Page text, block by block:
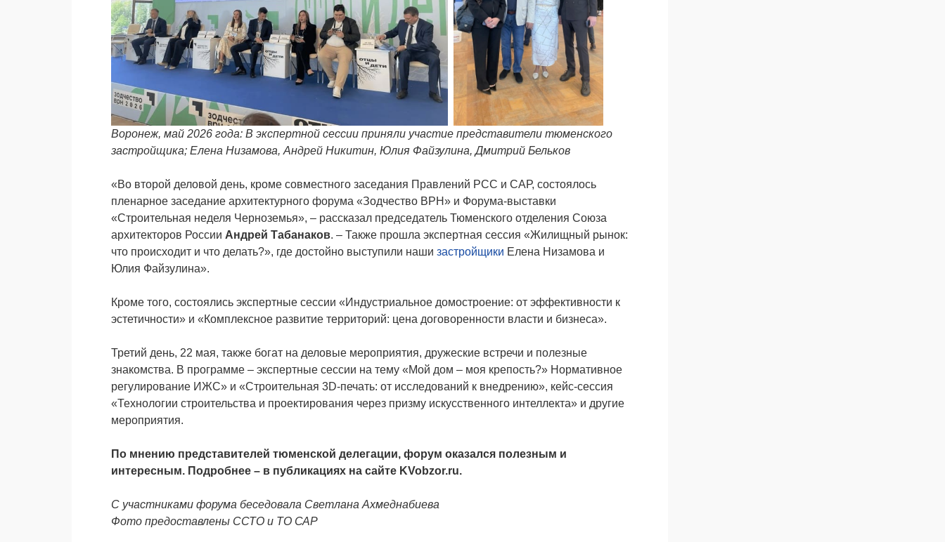
Воронеж, май 2026 года: В экспертной сессии приняли участие представители тюменского
застройщика; Елена Низамова, Андрей Никитин, Юлия Файзулина, Дмитрий Бельков
«Во второй деловой день, кроме совместного заседания Правлений РСС и САР, состоялось
пленарное заседание архитектурного форума «Зодчество ВРН» и Форума-выставки
«Строительная неделя Черноземья», – рассказал председатель Тюменского отделения Союза
архитекторов России Андрей Табанаков. – Также прошла экспертная сессия «Жилищный рынок:
что происходит и что делать?», где достойно выступили наши застройщики Елена Низамова и
Юлия Файзулина».
Кроме того, состоялись экспертные сессии «Индустриальное домостроение: от эффективности к
эстетичности» и «Комплексное развитие территорий: цена договоренности власти и бизнеса».
Третий день, 22 мая, также богат на деловые мероприятия, дружеские встречи и полезные
знакомства. В программе – экспертные сессии на тему «Мой дом – моя крепость?» Нормативное
регулирование ИЖС» и «Строительная 3D-печать: от исследований к внедрению», кейс-сессия
«Технологии строительства и проектирования через призму искусственного интеллекта» и другие
мероприятия.
По мнению представителей тюменской делегации, форум оказался полезным и
интересным. Подробнее – в публикациях на сайте KVobzor.ru.
С участниками форума беседовала Светлана Ахмеднабиева
Фото предоставлены ССТО и ТО САР